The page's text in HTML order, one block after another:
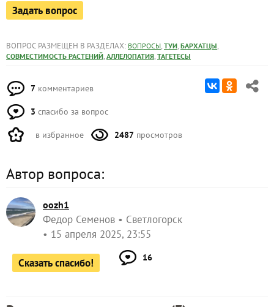
Задать вопрос
ВОПРОС РАЗМЕЩЕН В РАЗДЕЛАХ: ВОПРОСЫ, ТУИ, БАРХАТЦЫ,
СОВМЕСТИМОСТЬ РАСТЕНИЙ, АЛЛЕЛОПАТИЯ, ТАГЕТЕСЫ
7 комментариев
3 спасибо за вопрос
в избранное 2487 просмотров
Автор вопроса:
oozh1
Федор Семенов
Светлогорск
15 апреля 2025, 23:55
Сказать спасибо! 16